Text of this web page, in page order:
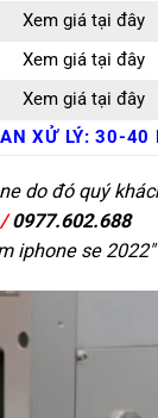
Xem giá tại đây
Xem giá tại đây
Xem giá tại đây
XỬ LÝ: 30-40
do đó quý
0977.602.688
iphone se 2022"